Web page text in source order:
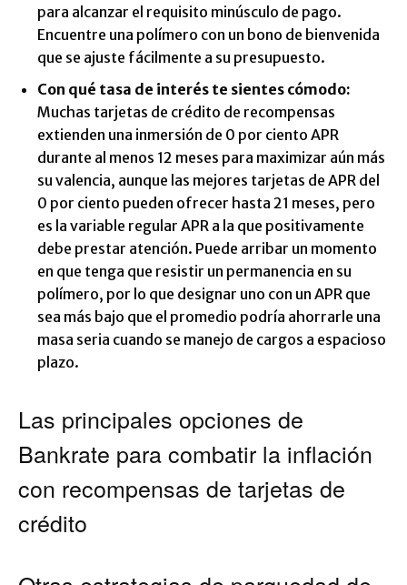
para alcanzar el requisito minúsculo de pago.
Encuentre una polímero con un bono de bienvenida
que se ajuste fácilmente a su presupuesto.
Con qué tasa de interés te sientes cómodo:
Muchas tarjetas de crédito de recompensas
extienden una inmersión de 0 por ciento APR
durante al menos 12 meses para maximizar aún más
su valencia, aunque las mejores tarjetas de APR del
0 por ciento pueden ofrecer hasta 21 meses, pero
es la variable regular APR a la que positivamente
debe prestar atención. Puede arribar un momento
en que tenga que resistir un permanencia en su
polímero, por lo que designar uno con un APR que
sea más bajo que el promedio podría ahorrarle una
masa seria cuando se manejo de cargos a espacioso
plazo.
Las principales opciones de
Bankrate para combatir la inflación
con recompensas de tarjetas de
crédito